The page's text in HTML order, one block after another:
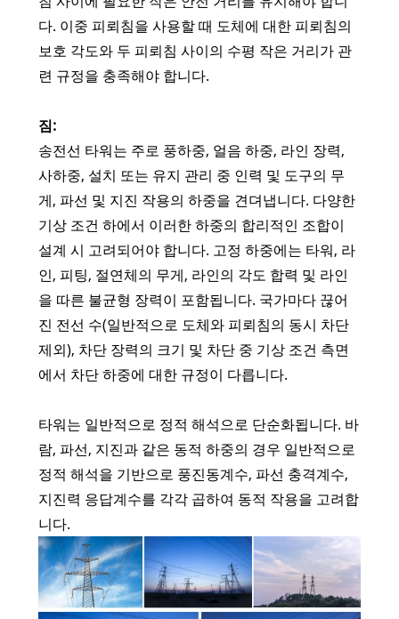
다. 이중 피뢰침을 사용할 때 도체에 대한 피뢰침의
보호 각도와 두 피뢰침 사이의 수평 작은 거리가 관
련 규정을 충족해야 합니다.
짐:
송전선 타워는 주로 풍하중, 얼음 하중, 라인 장력,
사하중, 설치 또는 유지 관리 중 인력 및 도구의 무
게, 파선 및 지진 작용의 하중을 견뎌냅니다. 다양한
기상 조건 하에서 이러한 하중의 합리적인 조합이
설계 시 고려되어야 합니다. 고정 하중에는 타워, 라
인, 피팅, 절연체의 무게, 라인의 각도 합력 및 라인
을 따른 불균형 장력이 포함됩니다. 국가마다 끊어
진 전선 수(일반적으로 도체와 피뢰침의 동시 차단
제외), 차단 장력의 크기 및 차단 중 기상 조건 측면
에서 차단 하중에 대한 규정이 다릅니다.
타워는 일반적으로 정적 해석으로 단순화됩니다. 바
람, 파선, 지진과 같은 동적 하중의 경우 일반적으로
정적 해석을 기반으로 풍진동계수, 파선 충격계수,
지진력 응답계수를 각각 곱하여 동적 작용을 고려합
니다.